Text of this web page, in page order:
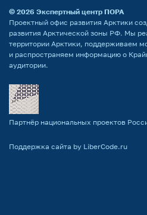
© 2026 Экспертный центр ПОРА
Проектный офис развития Арктики
развития Арктической зоны РФ. Мы
территории Арктики, поддерживаем
и распространяем информацию о
аудитории.
Партнёр национальных проектов
Поддержка сайта by LiberCode.ru